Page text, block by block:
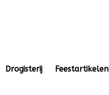
Drogisterij Feestartikelen